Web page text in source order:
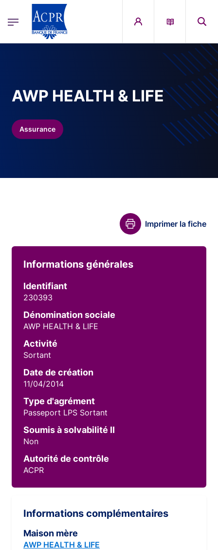
ACPR Menu Principal (French)
AWP HEALTH & LIFE
Assurance
Imprimer la fiche
Informations générales
Identifiant
230393
Dénomination sociale
AWP HEALTH & LIFE
Activité
Sortant
Date de création
11/04/2014
Type d'agrément
Passeport LPS Sortant
Soumis à solvabilité II
Non
Autorité de contrôle
ACPR
Informations complémentaires
Maison mère
AWP HEALTH & LIFE